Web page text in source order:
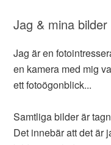
Jag & mina bilder
Jag är en
en kamera med mig
ett fotoögonblick...
Samtliga bilder är
Det innebär att det är